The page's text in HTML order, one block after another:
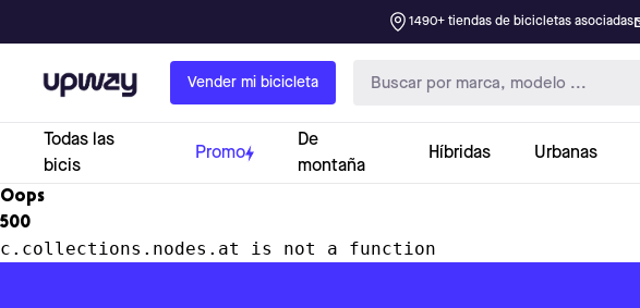
1490+ tiendas de bicicletas asociadas
Upway Vender mi bicicleta
Todas las
bicis
Promo
De
montaña
Híbridas Urbanas
Oops
500
c.collections.nodes.at is not a function